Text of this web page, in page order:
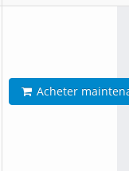
Acheter